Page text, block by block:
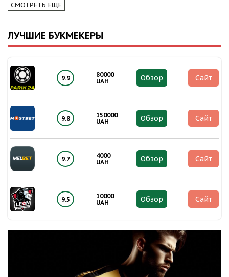
СМОТРЕТЬ ЕЩЕ
ЛУЧШИЕ БУКМЕКЕРЫ
9.9
80000
UAH
Обзор Сайт
9.8
150000
UAH
Обзор Сайт
9.7
4000
UAH
Обзор Сайт
9.5
10000
UAH
Обзор Сайт